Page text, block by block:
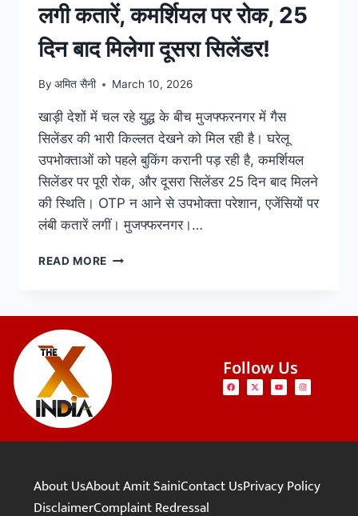
लगी कतारें, कमर्शियल पर रोक, 25
दिन बाद मिलेगा दूसरा सिलेंडर!
By अमित सैनी March 10, 2026
खाड़ी देशों में चल रहे युद्ध के बीच मुजफ्फरनगर में गैस
सिलेंडर की भारी किल्लत देखने को मिल रही है। घरेलू
उपभोक्ताओं को पहले बुकिंग करानी पड़ रही है, कमर्शियल
सिलेंडर पर पूरी रोक, और दूसरा सिलेंडर 25 दिन बाद मिलने
की स्थिति। OTP न आने से उपभोक्ता परेशान, एजेंसियों पर
लंबी कतारें लगीं। मुजफ्फरनगर।…
READ MORE
Follow Us
About UsAbout Amit SainiContact UsPrivacy Policy
DisclaimerComplaint Redressal